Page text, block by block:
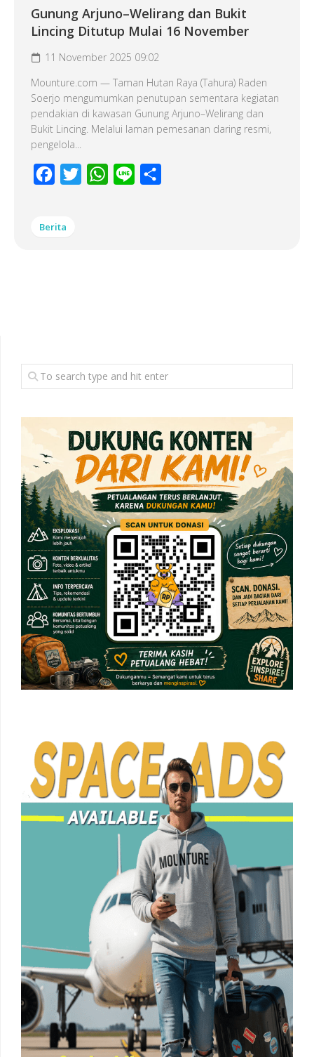
Gunung Arjuno–Welirang dan Bukit
Lincing Ditutup Mulai 16 November
11 November 2025 09:02
Mounture.com — Taman Hutan Raya (Tahura) Raden
Soerjo mengumumkan penutupan sementara kegiatan
pendakian di kawasan Gunung Arjuno–Welirang dan
Bukit Lincing. Melalui laman pemesanan daring resmi,
pengelola...
Facebook
Twitter WhatsApp
Line
Berita